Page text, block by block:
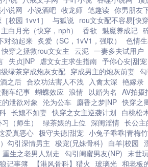
说网 小说酒吧 牧龙师 笔趣读 你男朋友
校园 1vv1］ 与狐说 rou文女配不容易[快
白月光（快穿，nph） 香欲 魅魔养成记
对劲起来 炙爱（SC，1vV1，强取） 色情
快穿之拯救rou文女主 云泥 一妻多夫试用户
失贞|NP 虐文女主求生指南 予你心安|甜宠
绿茶穿成炮灰女配 穿成男主的炮灰前妻
之后 合欢功法害人不浅 入禽太深 艳嫁录
车纪事 蝴蝶效应 浪情 以婚为名 AV拍摄
泄欲对象 沦为公车 麝香之梦|NP 快穿之
长媳不如妻 快穿之女主逆袭计划 白桃松
（师生） 绿茶婊的上位 深闺淫情 长公主
爱真恶心 极守夫德|甜宠 小兔子乖乖|青梅
）勾引深情男主 极宠(兄妹骨科) 白羊|校园
重生之老男人别走 勾引闺蜜男友(NP) 末世
记事簿 【港风骨科】猎火 玻璃光 和老板